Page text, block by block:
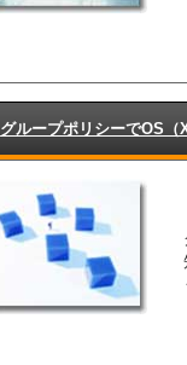
グループポリシーでOS